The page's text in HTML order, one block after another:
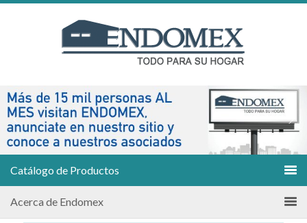
Catálogo de Productos
Acerca de Endomex